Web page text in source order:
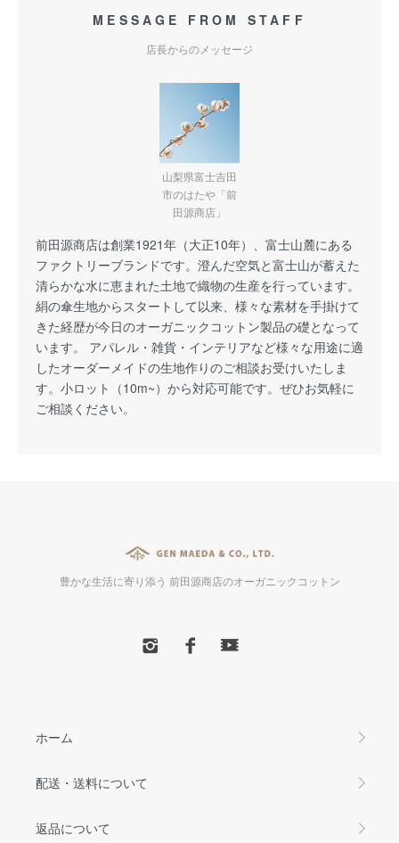
MESSAGE FROM STAFF
店長からのメッセージ
山梨県富士吉田
市のはたや「前
田源商店」
前田源商店は創業1921年（大正10年）、富士山麓にある
ファクトリーブランドです。澄んだ空気と富士山が蓄えた
清らかな水に恵まれた土地で織物の生産を行っています。
絹の傘生地からスタートして以来、様々な素材を手掛けて
きた経歴が今日のオーガニックコットン製品の礎となって
います。 アパレル・雑貨・インテリアなど様々な用途に適
したオーダーメイドの生地作りのご相談お受けいたしま
す。小ロット（10m~）から対応可能です。ぜひお気軽に
ご相談ください。
豊かな生活に寄り添う 前田源商店のオーガニックコットン
ホーム
配送・送料について
返品について